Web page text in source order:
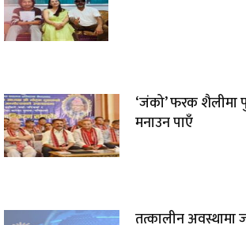
‘जंको’ फरक शैलीमा
मनाउन पाएँ
तत्कालीन अवस्थामा